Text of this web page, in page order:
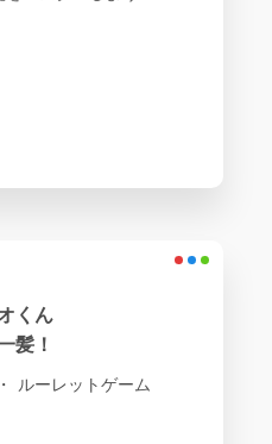
くん
髪！
ルーレットゲーム